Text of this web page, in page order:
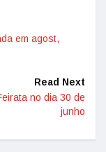
em agost,
Read Next
no dia 30 de
junho